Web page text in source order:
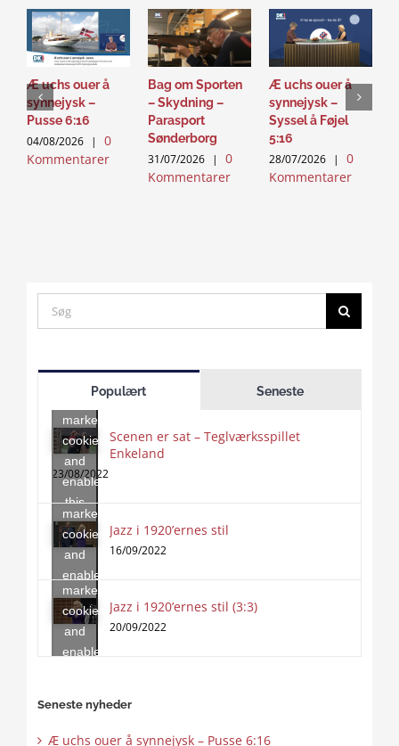
Æ uchs ouer å
synnejysk –
Pusse 6:16
04/08/2026 |
0
Kommentarer
Bag om Sporten
– Skydning –
Parasport
Sønderborg
31/07/2026 |
0
Kommentarer
Æ uchs ouer å
synnejysk –
Syssel å Føjel
5:16
28/07/2026 |
0
Kommentarer
Search
for:
Populært Seneste
accept
marketing
cookies
and
enable
this
content
Scenen er sat – Teglværksspillet
Enkeland
23/08/2022
Click
to
marketing
cookies
and
enable
this
content
Jazz i 1920’ernes stil
16/09/2022
Click
to
accept
marketing
cookies
and
enable
Jazz i 1920’ernes stil (3:3)
20/09/2022
Seneste nyheder
Æ uchs ouer å synnejysk – Pusse 6:16